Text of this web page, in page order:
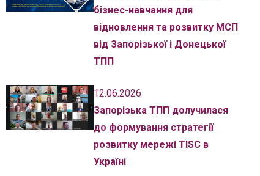
бізнес-навчання для
відновлення та розвитку МСП
від Запорізької і Донецької
ТПП
12.06.2026
Запорізька ТПП долучилася
до формування стратегії
розвитку мережі TISC в
Україні